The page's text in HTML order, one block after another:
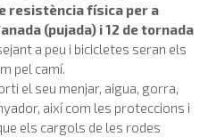
resistència física per a
(pujada) i 12 de tornada
a peu i bicicletes seran els
pel camí.
el seu menjar, aigua, gorra,
així com les proteccions i
els cargols de les rodes